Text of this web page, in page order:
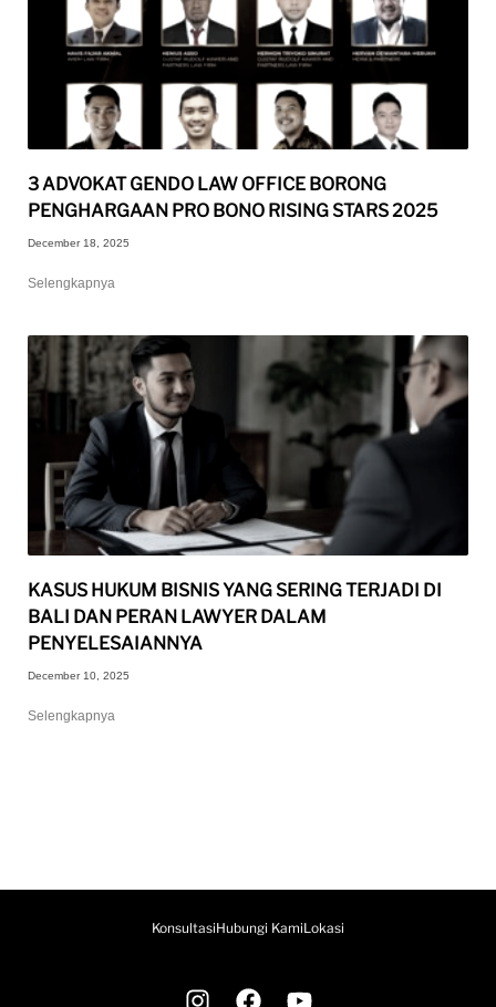
3 ADVOKAT GENDO LAW OFFICE BORONG
PENGHARGAAN PRO BONO RISING STARS 2025
December 18, 2025
Selengkapnya
KASUS HUKUM BISNIS YANG SERING TERJADI DI
BALI DAN PERAN LAWYER DALAM
PENYELESAIANNYA
December 10, 2025
Selengkapnya
KonsultasiHubungi KamiLokasi